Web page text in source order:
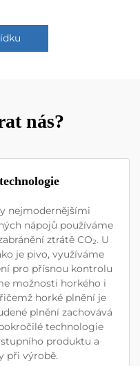
nás?
nejmodernějšími
nápojů používáme
ztrátě CO₂. U
je pivo, využíváme
pro přísnou kontrolu
možnosti horkého i
horké plnění je
plnění zachovává
technologie
produktu a
při výrobě.